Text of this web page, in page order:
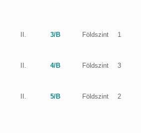
II. 3/B Földszint 1
II. 4/B Földszint 3
II. 5/B Földszint 2